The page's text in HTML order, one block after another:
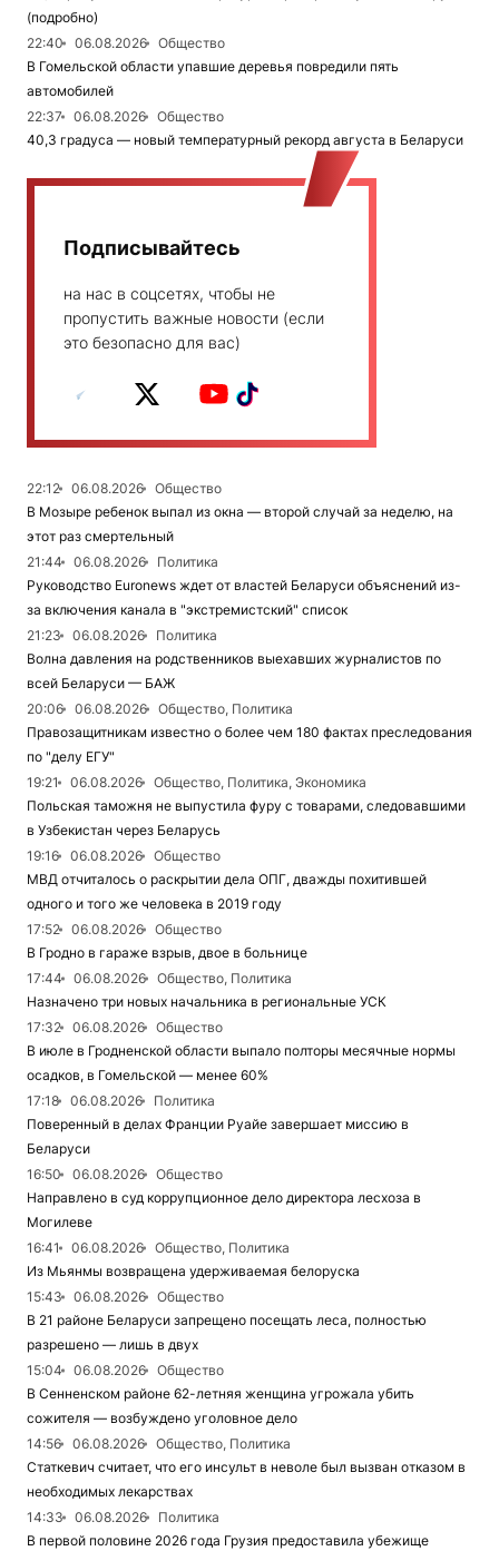
(подробно)
22:40
06.08.2026
Общество
В Гомельской области упавшие деревья повредили пять
автомобилей
22:37
06.08.2026
Общество
40,3 градуса — новый температурный рекорд августа в Беларуси
Подписывайтесь
на нас в соцсетях, чтобы не
пропустить важные новости (если
это безопасно для вас)
22:12 06.08.2026
Общество
В Мозыре ребенок выпал из окна — второй случай за неделю, на
этот раз смертельный
21:44
06.08.2026
Политика
Руководство Euronews ждет от властей Беларуси объяснений из-
за включения канала в "экстремистский" список
21:23
06.08.2026
Политика
Волна давления на родственников выехавших журналистов по
всей Беларуси — БАЖ
20:06
06.08.2026
Общество, Политика
Правозащитникам известно о более чем 180 фактах преследования
по "делу ЕГУ"
19:21
06.08.2026
Общество, Политика, Экономика
Польская таможня не выпустила фуру с товарами, следовавшими
в Узбекистан через Беларусь
19:16
06.08.2026
Общество
МВД отчиталось о раскрытии дела ОПГ, дважды похитившей
одного и того же человека в 2019 году
17:52
06.08.2026
Общество
В Гродно в гараже взрыв, двое в больнице
17:44
06.08.2026
Общество, Политика
Назначено три новых начальника в региональные УСК
17:32
06.08.2026
Общество
В июле в Гродненской области выпало полторы месячные нормы
осадков, в Гомельской — менее 60%
17:18
06.08.2026
Политика
Поверенный в делах Франции Руайе завершает миссию в
Беларуси
16:50
06.08.2026
Общество
Направлено в суд коррупционное дело директора лесхоза в
Могилеве
16:41
06.08.2026
Общество, Политика
Из Мьянмы возвращена удерживаемая белоруска
15:43
06.08.2026
Общество
В 21 районе Беларуси запрещено посещать леса, полностью
разрешено — лишь в двух
15:04
06.08.2026
Общество
В Сенненском районе 62-летняя женщина угрожала убить
сожителя — возбуждено уголовное дело
14:56
06.08.2026
Общество, Политика
Статкевич считает, что его инсульт в неволе был вызван отказом в
необходимых лекарствах
14:33
06.08.2026
Политика
В первой половине 2026 года Грузия предоставила убежище